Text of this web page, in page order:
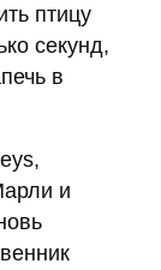
птицу
секунд,
в
и